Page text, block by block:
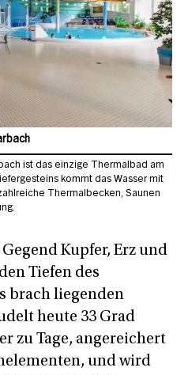
ist das einzige Thermalbad am
kommt das Wasser mit
Thermalbecken, Saunen
Kupfer, Erz und
Tiefen des
brach liegenden
heute 33 Grad
zu Tage, angereichert
und wird